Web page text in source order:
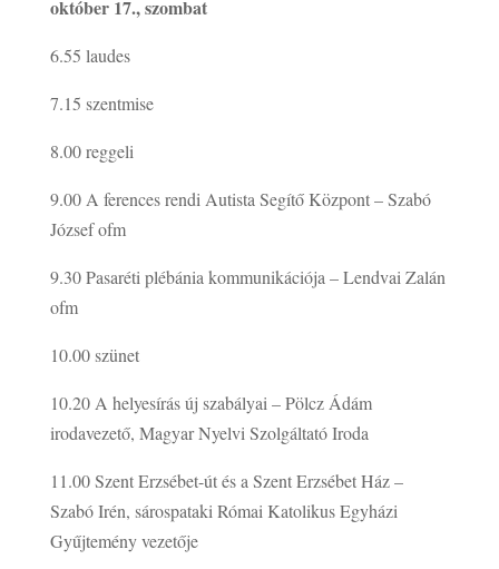
október 17., szombat
6.55 laudes
7.15 szentmise
8.00 reggeli
9.00 A ferences rendi Autista Segítő Központ – Szabó
József ofm
9.30 Pasaréti plébánia kommunikációja – Lendvai Zalán
ofm
10.00 szünet
10.20 A helyesírás új szabályai – Pölcz Ádám
irodavezető, Magyar Nyelvi Szolgáltató Iroda
11.00 Szent Erzsébet-út és a Szent Erzsébet Ház –
Szabó Irén, sárospataki Római Katolikus Egyházi
Gyűjtemény vezetője